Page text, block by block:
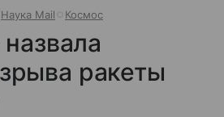
Наука Mail Космос
ракеты